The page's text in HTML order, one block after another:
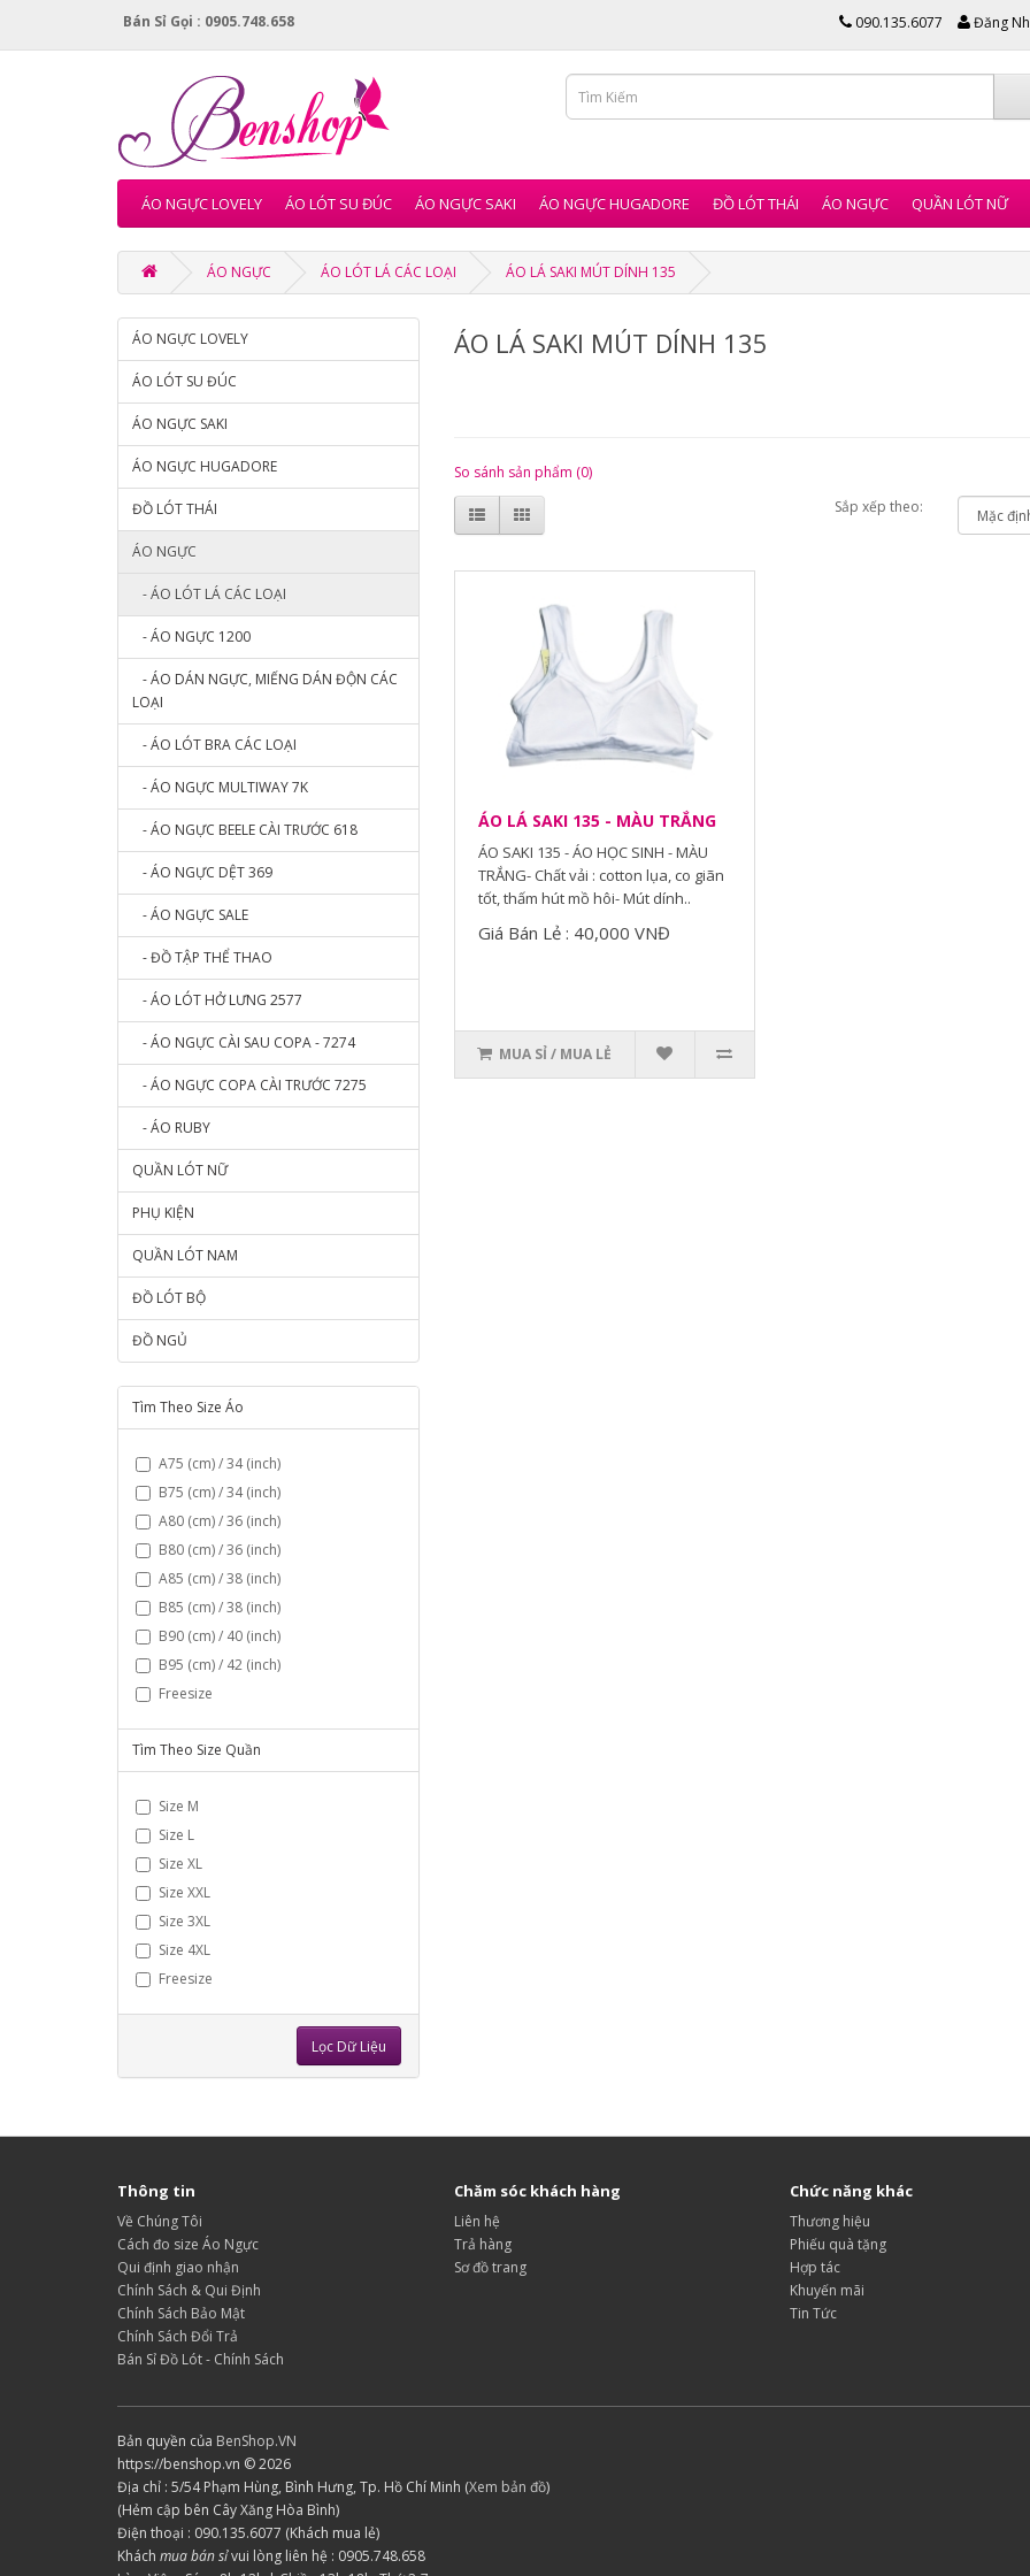
Bán Sỉ Gọi : 0905.748.658 090.135.6077 Đăng
ÁO NGỰC LOVELY ÁO LÓT SU ĐÚC ÁO NGỰC SAKI ÁO NGỰC HUGADORE ĐỒ LÓT THÁI ÁO NGỰC QUẦN LÓT NỮ
ÁO NGỰC ÁO LÓT LÁ CÁC LOẠI ÁO LÁ SAKI MÚT DÍNH 135
ÁO NGỰC LOVELY
ÁO LÓT SU ĐÚC
ÁO NGỰC SAKI
ÁO NGỰC HUGADORE
ĐỒ LÓT THÁI
ÁO NGỰC
- ÁO LÓT LÁ CÁC LOẠI
- ÁO NGỰC 1200
- ÁO DÁN NGỰC, MIẾNG DÁN ĐỘN CÁC
LOẠI
- ÁO LÓT BRA CÁC LOẠI
- ÁO NGỰC MULTIWAY 7K
- ÁO NGỰC BEELE CÀI TRƯỚC 618
- ÁO NGỰC DỆT 369
- ÁO NGỰC SALE
- ĐỒ TẬP THỂ THAO
- ÁO LÓT HỞ LƯNG 2577
- ÁO NGỰC CÀI SAU COPA - 7274
- ÁO NGỰC COPA CÀI TRƯỚC 7275
- ÁO RUBY
QUẦN LÓT NỮ
PHỤ KIỆN
QUẦN LÓT NAM
ĐỒ LÓT BỘ
ĐỒ NGỦ
Tìm Theo Size Áo
A75 (cm) / 34 (inch)
B75 (cm) / 34 (inch)
A80 (cm) / 36 (inch)
B80 (cm) / 36 (inch)
A85 (cm) / 38 (inch)
B85 (cm) / 38 (inch)
B90 (cm) / 40 (inch)
B95 (cm) / 42 (inch)
Freesize
Tìm Theo Size Quần
Size M
Size L
Size XL
Size XXL
Size 3XL
Size 4XL
Freesize
Lọc Dữ Liệu
ÁO LÁ SAKI MÚT DÍNH 135
So sánh sản phẩm (0)
Sắp xếp theo:
ÁO LÁ SAKI 135 - MÀU TRẮNG
ÁO SAKI 135 - ÁO HỌC SINH - MÀU
TRẮNG- Chất vải : cotton lụa, co giãn
tốt, thấm hút mồ hôi- Mút dính..
Giá Bán Lẻ : 40,000 VNĐ
MUA SỈ / MUA LẺ
Thông tin
Về Chúng Tôi
Cách đo size Áo Ngực
Qui định giao nhận
Chính Sách & Qui Định
Chính Sách Bảo Mật
Chính Sách Đổi Trả
Bán Sỉ Đồ Lót - Chính Sách
Chăm sóc khách hàng
Liên hệ
Trả hàng
Sơ đồ trang
Chức năng khác
Thương hiệu
Phiếu quà tặng
Hợp tác
Khuyến mãi
Tin Tức
Bản quyền của BenShop.VN
https://benshop.vn © 2026
Địa chỉ : 5/54 Phạm Hùng, Bình Hưng, Tp. Hồ Chí Minh (Xem bản đồ)
(Hẻm cập bên Cây Xăng Hòa Bình)
Điện thoại : 090.135.6077 (Khách mua lẻ)
Khách mua bán sỉvui lòng liên hệ : 0905.748.658